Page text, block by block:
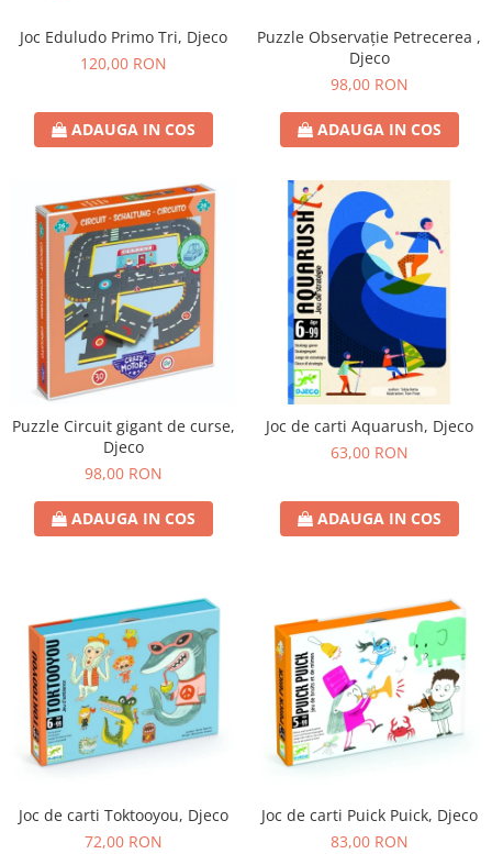
Joc Eduludo Primo Tri, Djeco
120,00 RON
ADAUGA IN COS
Puzzle Observație Petrecerea ,
Djeco
98,00 RON
ADAUGA IN COS
Puzzle Circuit gigant de curse,
Djeco
98,00 RON
ADAUGA IN COS
Joc de carti Aquarush, Djeco
63,00 RON
ADAUGA IN COS
Joc de carti Toktooyou, Djeco
72,00 RON
Joc de carti Puick Puick, Djeco
83,00 RON